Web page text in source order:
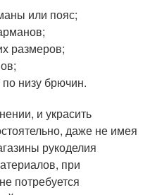
или пояс;
размеров;
низу брючин.
и украсить
даже не имея
рукоделия
при
потребуется